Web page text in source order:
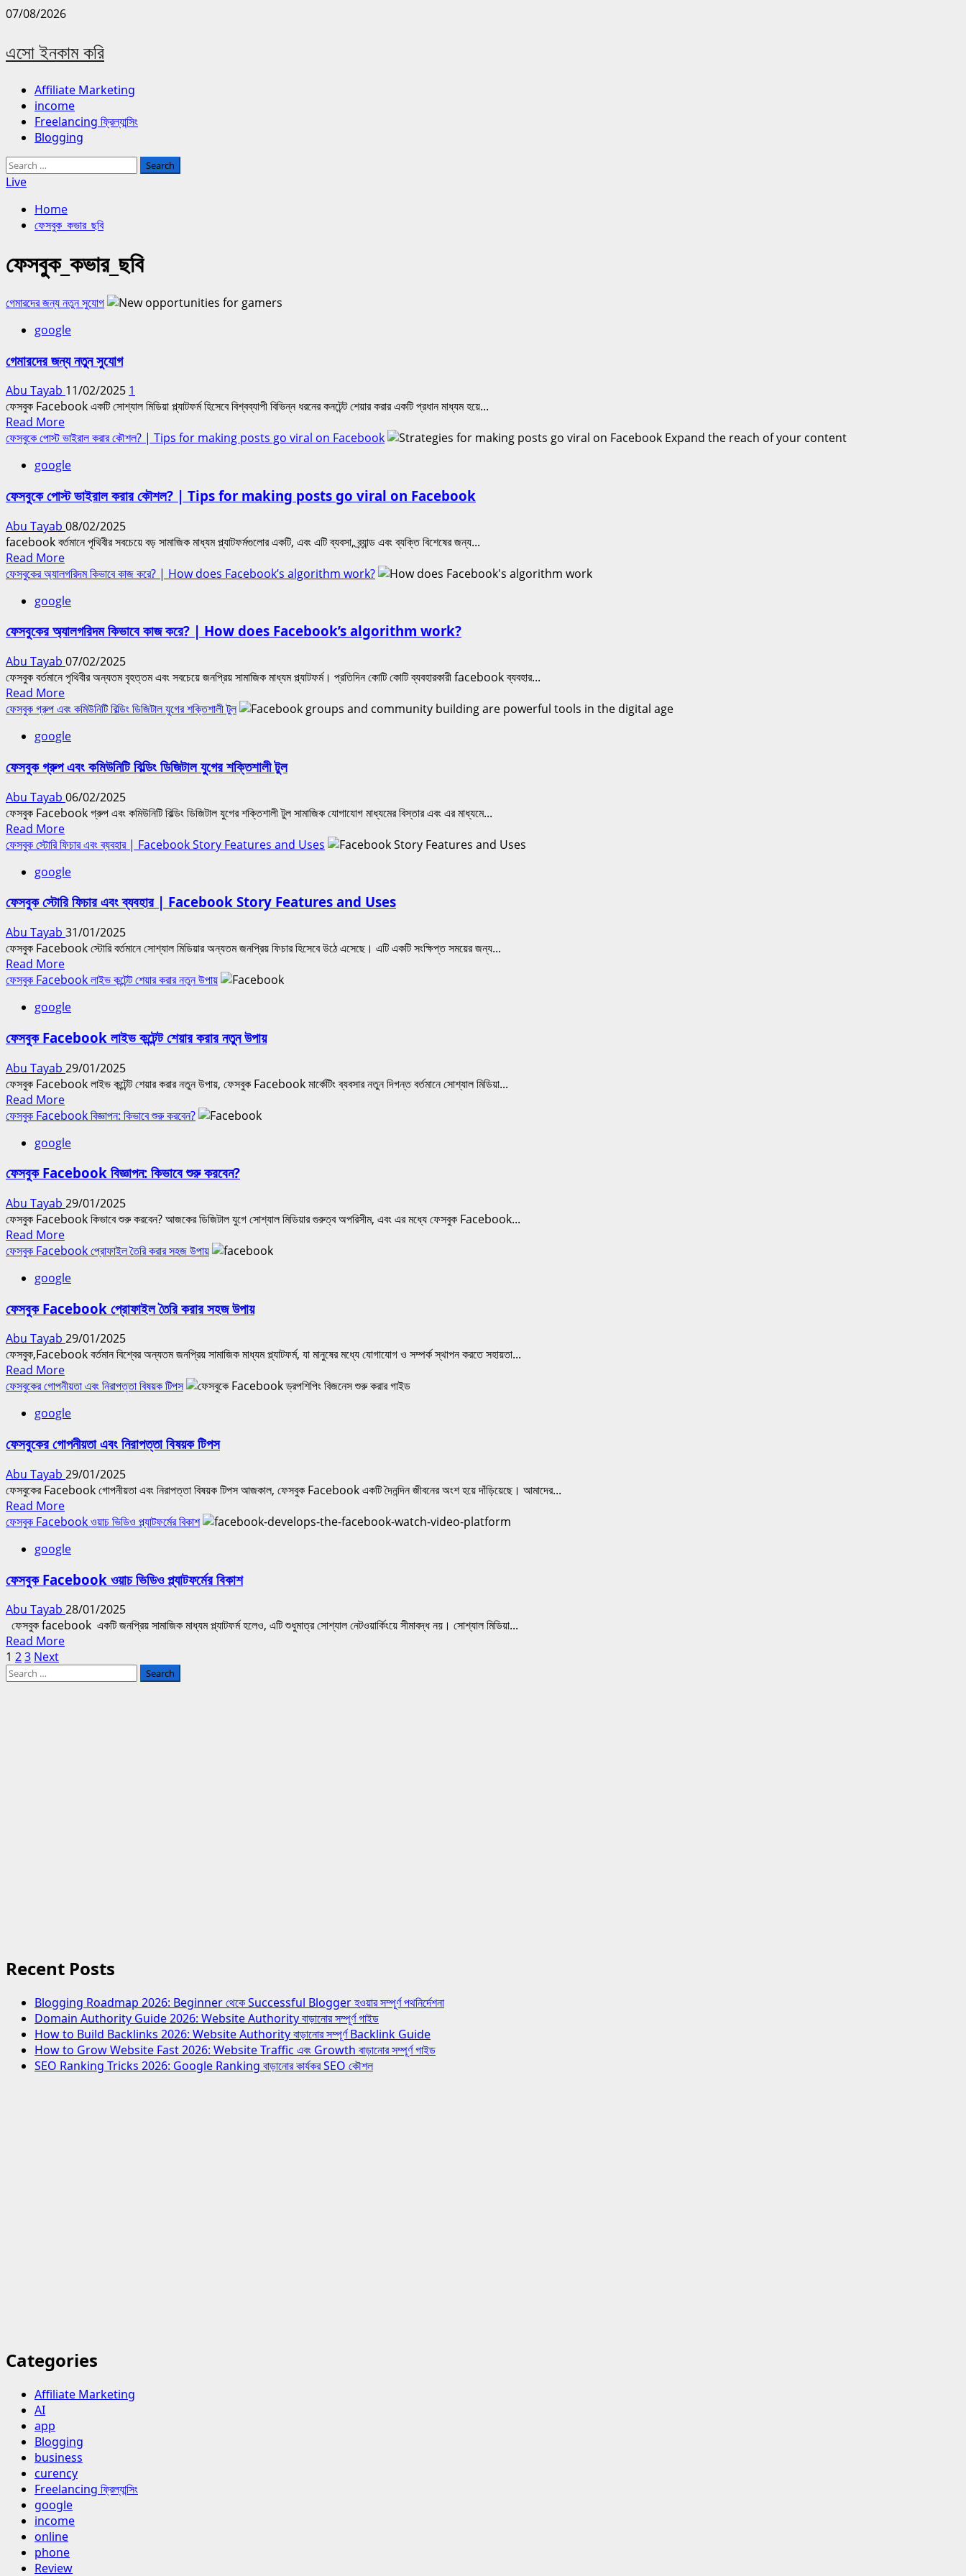
Skip
content
07/08/2026
এসো ইনকাম করি
Primary
Menu
Affiliate Marketing
income
Freelancing ফ্রিল্যান্সিং
Blogging
Search
for:
Live
Home
ফেসবুক_কভার_ছবি
ফেসবুক_কভার_ছবি
গেমারদের জন্য নতুন সুযোগ
google
গেমারদের জন্য নতুন সুযোগ
Abu Tayab 11/02/2025 1
ফেসবুক Facebook একটি সোশ্যাল মিডিয়া প্ল্যাটফর্ম হিসেবে বিশ্বব্যাপী বিভিন্ন ধরনের কনটেন্ট শেয়ার করার একটি প্রধান মাধ্যম হয়ে...
Read MoreRead
more
গেমারদের
নতুন
ফেসবুকে পোস্ট ভাইরাল করার কৌশল? | Tips for making posts go viral on Facebook
google
ফেসবুকে পোস্ট ভাইরাল করার কৌশল? | Tips for making posts go viral on Facebook
Abu Tayab 08/02/2025
facebook বর্তমানে পৃথিবীর সবচেয়ে বড় সামাজিক মাধ্যম প্ল্যাটফর্মগুলোর একটি, এবং এটি ব্যবসা, ব্র্যান্ড এবং ব্যক্তি বিশেষের জন্য...
Read MoreRead
more
ফেসবুকে
ভাইরাল
কৌশল?
|
Tips
for
making
posts
go
viral
on
Facebook
ফেসবুকের অ্যালগরিদম কিভাবে কাজ করে? | How does Facebook’s algorithm work?
google
ফেসবুকের অ্যালগরিদম কিভাবে কাজ করে? | How does Facebook’s algorithm work?
Abu Tayab 07/02/2025
ফেসবুক বর্তমানে পৃথিবীর অন্যতম বৃহত্তম এবং সবচেয়ে জনপ্রিয় সামাজিক মাধ্যম প্ল্যাটফর্ম। প্রতিদিন কোটি কোটি ব্যবহারকারী facebook ব্যবহার...
Read MoreRead
more
ফেসবুকের
কিভাবে
করে?
|
How
does
Facebook’s
algorithm
work?
ফেসবুক গ্রুপ এবং কমিউনিটি বিল্ডিং ডিজিটাল যুগের শক্তিশালী টুল
google
ফেসবুক গ্রুপ এবং কমিউনিটি বিল্ডিং ডিজিটাল যুগের শক্তিশালী টুল
Abu Tayab 06/02/2025
ফেসবুক Facebook গ্রুপ এবং কমিউনিটি বিল্ডিং ডিজিটাল যুগের শক্তিশালী টুল সামাজিক যোগাযোগ মাধ্যমের বিস্তার এবং এর মাধ্যমে...
Read MoreRead
more
ফেসবুক
এবং
বিল্ডিং
ডিজিটাল
যুগের
শক্তিশালী
টুল
ফেসবুক স্টোরি ফিচার এবং ব্যবহার | Facebook Story Features and Uses
google
ফেসবুক স্টোরি ফিচার এবং ব্যবহার | Facebook Story Features and Uses
Abu Tayab 31/01/2025
ফেসবুক Facebook স্টোরি বর্তমানে সোশ্যাল মিডিয়ার অন্যতম জনপ্রিয় ফিচার হিসেবে উঠে এসেছে। এটি একটি সংক্ষিপ্ত সময়ের জন্য...
Read MoreRead
more
ফেসবুক
ফিচার
ব্যবহার
|
Facebook
Story
Features
and
Uses
ফেসবুক Facebook লাইভ কন্টেন্ট শেয়ার করার নতুন উপায়
google
ফেসবুক Facebook লাইভ কন্টেন্ট শেয়ার করার নতুন উপায়
Abu Tayab 29/01/2025
ফেসবুক Facebook লাইভ কন্টেন্ট শেয়ার করার নতুন উপায়, ফেসবুক Facebook মার্কেটিং ব্যবসার নতুন দিগন্ত বর্তমানে সোশ্যাল মিডিয়া...
Read MoreRead
more
ফেসবুক
লাইভ
শেয়ার
করার
নতুন
উপায়
ফেসবুক Facebook বিজ্ঞাপন: কিভাবে শুরু করবেন?
google
ফেসবুক Facebook বিজ্ঞাপন: কিভাবে শুরু করবেন?
Abu Tayab 29/01/2025
ফেসবুক Facebook কিভাবে শুরু করবেন? আজকের ডিজিটাল যুগে সোশ্যাল মিডিয়ার গুরুত্ব অপরিসীম, এবং এর মধ্যে ফেসবুক Facebook...
Read MoreRead
more
ফেসবুক
বিজ্ঞাপন:
শুরু
করবেন?
ফেসবুক Facebook প্রোফাইল তৈরি করার সহজ উপায়
google
ফেসবুক Facebook প্রোফাইল তৈরি করার সহজ উপায়
Abu Tayab 29/01/2025
ফেসবুক,Facebook বর্তমান বিশ্বের অন্যতম জনপ্রিয় সামাজিক মাধ্যম প্ল্যাটফর্ম, যা মানুষের মধ্যে যোগাযোগ ও সম্পর্ক স্থাপন করতে সহায়তা...
Read MoreRead
more
ফেসবুক
প্রোফাইল
করার
সহজ
উপায়
ফেসবুকের গোপনীয়তা এবং নিরাপত্তা বিষয়ক টিপস
google
ফেসবুকের গোপনীয়তা এবং নিরাপত্তা বিষয়ক টিপস
Abu Tayab 29/01/2025
ফেসবুকের Facebook গোপনীয়তা এবং নিরাপত্তা বিষয়ক টিপস আজকাল, ফেসবুক Facebook একটি দৈনন্দিন জীবনের অংশ হয়ে দাঁড়িয়েছে। আমাদের...
Read MoreRead
more
ফেসবুকের
এবং
বিষয়ক
টিপস
ফেসবুক Facebook ওয়াচ ভিডিও প্ল্যাটফর্মের বিকাশ
google
ফেসবুক Facebook ওয়াচ ভিডিও প্ল্যাটফর্মের বিকাশ
Abu Tayab 28/01/2025
ফেসবুক facebook একটি জনপ্রিয় সামাজিক মাধ্যম প্ল্যাটফর্ম হলেও, এটি শুধুমাত্র সোশ্যাল নেটওয়ার্কিংয়ে সীমাবদ্ধ নয়। সোশ্যাল মিডিয়া...
Read MoreRead
Posts
pagination
1 23 Next
Search
Recent Posts
Blogging Roadmap 2026: Beginner থেকে Successful Blogger হওয়ার সম্পূর্ণ পথনির্দেশনা
Domain Authority Guide 2026: Website Authority বাড়ানোর সম্পূর্ণ গাইড
How to Build Backlinks 2026: Website Authority বাড়ানোর সম্পূর্ণ Backlink Guide
How to Grow Website Fast 2026: Website Traffic এবং Growth বাড়ানোর সম্পূর্ণ গাইড
SEO Ranking Tricks 2026: Google Ranking বাড়ানোর কার্যকর SEO কৌশল
Categories
Affiliate Marketing
AI
app
Blogging
business
curency
Freelancing ফ্রিল্যান্সিং
google
income
online
phone
Review